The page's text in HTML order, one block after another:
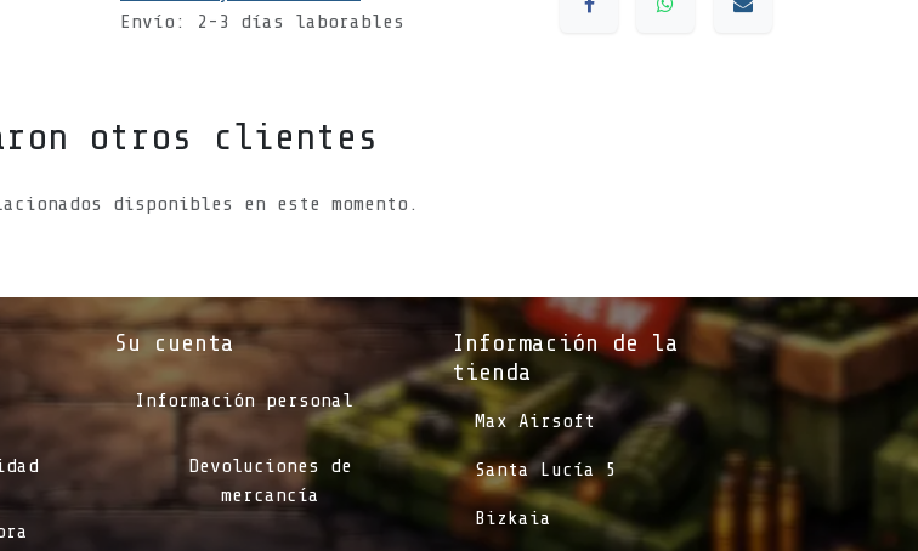
Envío: 2-3 días laborables
otros clientes
disponibles en este momento.
Información de la
tienda​
​Max Airsoft
​Santa Lucía 5
​Bizkaia
Su cuenta
Información personal
Devoluciones de
mercancía